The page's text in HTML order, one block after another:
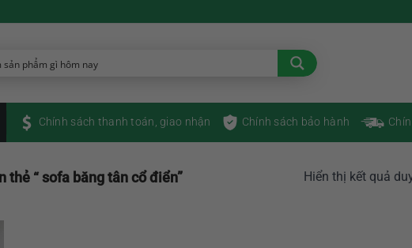
Chính sách thanh toán, giao nhận Chính sách bảo hành
thẻ “ sofa băng tân cổ điển” Hiển thị kết quả